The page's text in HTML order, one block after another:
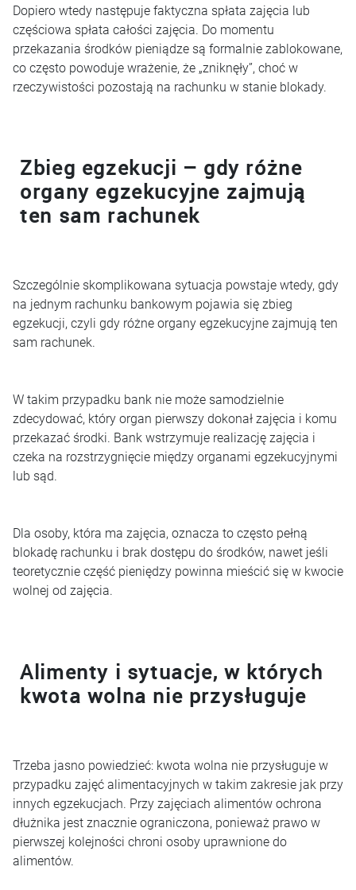
Dopiero wtedy następuje faktyczna spłata zajęcia lub
częściowa spłata całości zajęcia. Do momentu
przekazania środków pieniądze są formalnie zablokowane,
co często powoduje wrażenie, że „zniknęły”, choć w
rzeczywistości pozostają na rachunku w stanie blokady.
Zbieg egzekucji – gdy różne
organy egzekucyjne zajmują
ten sam rachunek
Szczególnie skomplikowana sytuacja powstaje wtedy, gdy
na jednym rachunku bankowym pojawia się zbieg
egzekucji, czyli gdy różne organy egzekucyjne zajmują ten
sam rachunek.
W takim przypadku bank nie może samodzielnie
zdecydować, który organ pierwszy dokonał zajęcia i komu
przekazać środki. Bank wstrzymuje realizację zajęcia i
czeka na rozstrzygnięcie między organami egzekucyjnymi
lub sąd.
Dla osoby, która ma zajęcia, oznacza to często pełną
blokadę rachunku i brak dostępu do środków, nawet jeśli
teoretycznie część pieniędzy powinna mieścić się w kwocie
wolnej od zajęcia.
Alimenty i sytuacje, w których
kwota wolna nie przysługuje
Trzeba jasno powiedzieć: kwota wolna nie przysługuje w
przypadku zajęć alimentacyjnych w takim zakresie jak przy
innych egzekucjach. Przy zajęciach alimentów ochrona
dłużnika jest znacznie ograniczona, ponieważ prawo w
pierwszej kolejności chroni osoby uprawnione do
alimentów.